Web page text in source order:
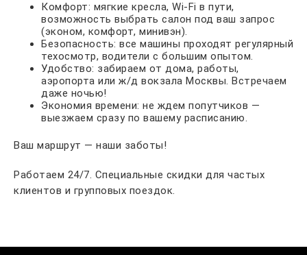
Комфорт: мягкие кресла, Wi-Fi в пути,
возможность выбрать салон под ваш запрос
(эконом, комфорт, минивэн).
Безопасность: все машины проходят регулярный
техосмотр, водители с большим опытом.
Удобство: забираем от дома, работы,
аэропорта или ж/д вокзала Москвы. Встречаем
даже ночью!
Экономия времени: не ждем попутчиков —
выезжаем сразу по вашему расписанию.
Ваш маршрут — наши заботы!
Работаем 24/7. Специальные скидки для частых
клиентов и групповых поездок.